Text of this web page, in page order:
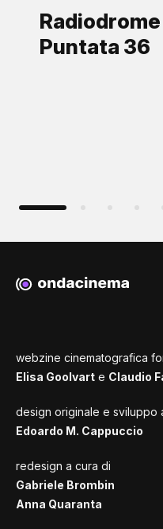
Puntata 36
webzine cinematografica
Elisa Goolvart e Claudio
design originale e sviluppo
Edoardo M. Cappuccio
redesign a cura di
Gabriele Brombin
Anna Quaranta